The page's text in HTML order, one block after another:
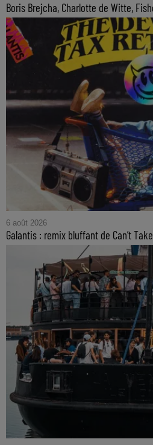
Boris Brejcha, Charlotte de Witte,
6 août 2026
Galantis : remix bluffant de Can’t